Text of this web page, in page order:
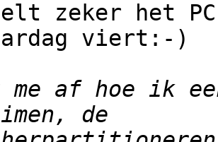
zeker het
viert:-)
me af hoe ik